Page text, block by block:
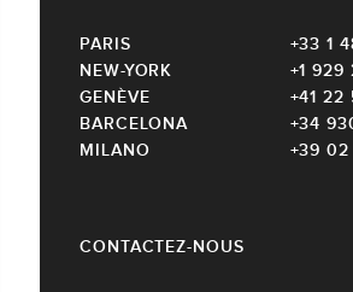
CONTACTEZ-NOUS
PARIS
+33 1
NEW-YORK
+1 929
GENÈVE
+41 22
BARCELONA
+34
MILANO
+39